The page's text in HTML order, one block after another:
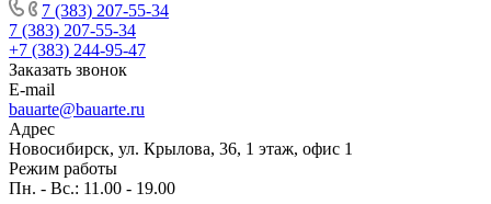
7 (383) 207-55-34
7 (383) 207-55-34
+7 (383) 244-95-47
Заказать звонок
E-mail
bauarte@bauarte.ru
Адрес
Новосибирск, ул. Крылова, 36, 1 этаж, офис 1
Режим работы
Пн. - Вс.: 11.00 - 19.00